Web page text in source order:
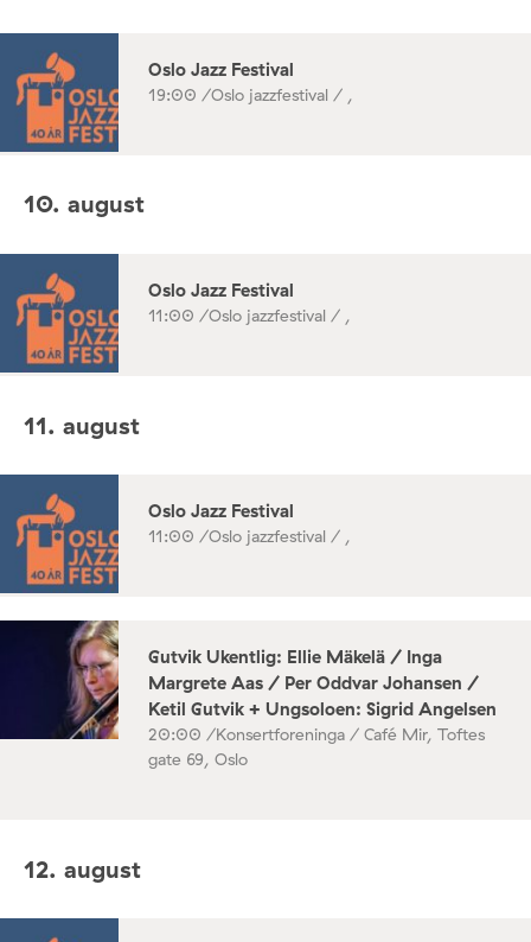
Oslo Jazz Festival
19:00 /Oslo jazzfestival / ,
10. august
Oslo Jazz Festival
11:00 /Oslo jazzfestival / ,
11. august
Oslo Jazz Festival
11:00 /Oslo jazzfestival / ,
Gutvik Ukentlig: Ellie Mäkelä / Inga
Margrete Aas / Per Oddvar Johansen /
Ketil Gutvik + Ungsoloen: Sigrid Angelsen
20:00 /Konsertforeninga / Café Mir, Toftes
gate 69, Oslo
12. august